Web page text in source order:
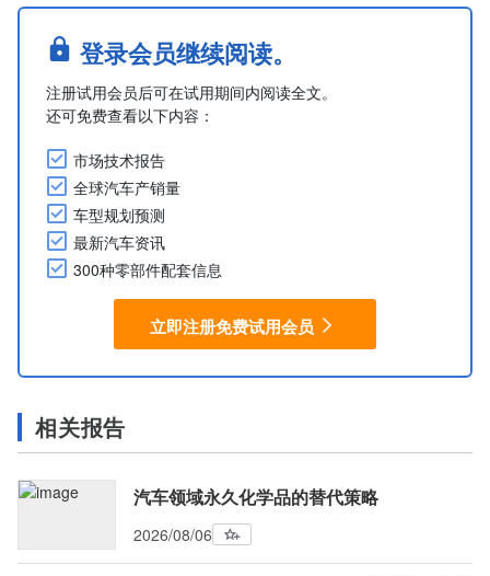
登录会员继续阅读。
注册试用会员后可在试用期间内阅读全文。
还可免费查看以下内容：
市场技术报告
全球汽车产销量
车型规划预测
最新汽车资讯
300种零部件配套信息
立即注册免费试用会员
相关报告
汽车领域永久化学品的替代策略
2026/08/06